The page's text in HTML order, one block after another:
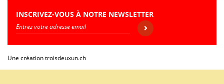
INSCRIVEZ-VOUS À NOTRE NEWSLETTER
Une créationtroisdeuxun.ch